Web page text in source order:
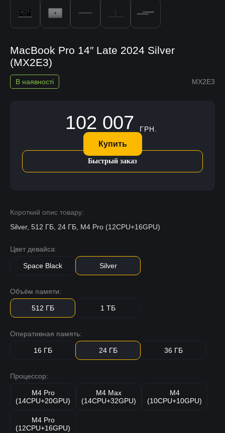
MacBook Pro 14″ Late 2024 Silver
(MX2E3)
MX2E3
В наявності
Короткий опис товару:
Silver, 512 ГБ, 24 ГБ, M4 Pro (12CPU+16GPU)
Цвет девайса:
Space Black Silver
Объём памяти:
512 ГБ 1 ТБ
Оперативная память:
16 ГБ 24 ГБ 36 ГБ
Процессор:
M4 Pro
(14CPU+20GPU)
M4 Max
(14CPU+32GPU)
M4
(10CPU+10GPU)
M4 Pro
(12CPU+16GPU)
102 007 ГРН.
Купить
Быстрый заказ